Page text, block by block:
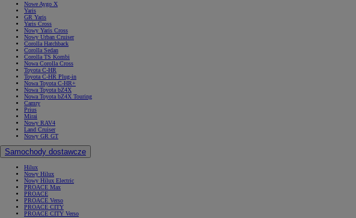
Nowe Aygo X
Yaris
GR Yaris
Yaris Cross
Nowy Yaris Cross
Nowy Urban Cruiser
Corolla Hatchback
Corolla Sedan
Corolla TS Kombi
Nowa Corolla Cross
Toyota C-HR
Toyota C-HR Plug-in
Nowa Toyota C-HR+
Nowa Toyota bZ4X
Nowa Toyota bZ4X Touring
Camry
Prius
Mirai
Nowy RAV4
Land Cruiser
Nowy GR GT
Samochody dostawcze
Hilux
Nowy Hilux
Nowy Hilux Electric
PROACE Max
PROACE
PROACE Verso
PROACE CITY
PROACE CITY Verso